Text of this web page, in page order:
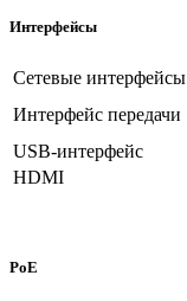
Интерфейсы
Сетевые интерфейсы
Интерфейс передачи
USB-интерфейс
HDMI
PoE